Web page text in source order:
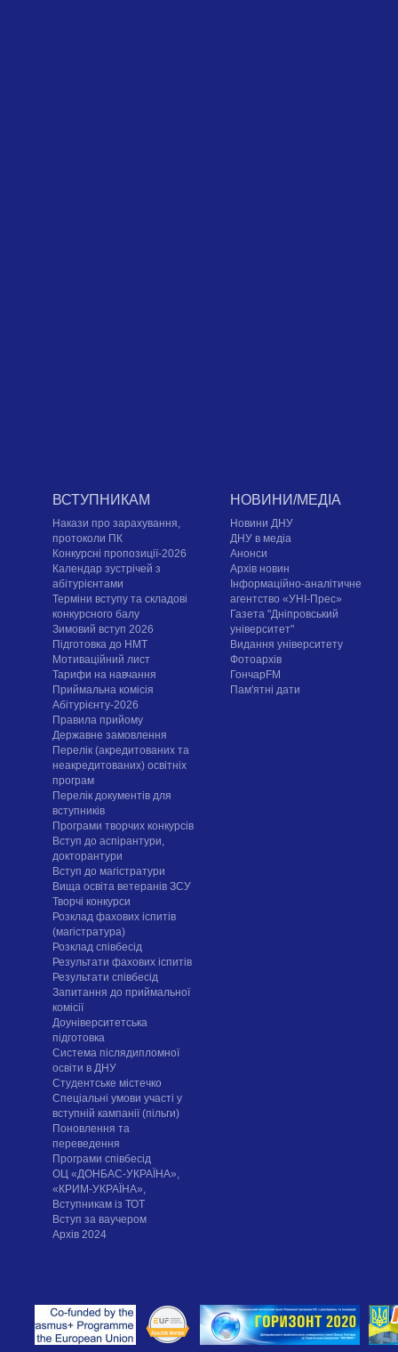
ВСТУПНИКАМ
Накази про зарахування,
протоколи ПК
Конкурсні пропозиції-2026
Календар зустрічей з
абітурієнтами
Терміни вступу та складові
конкурсного балу
Зимовий вступ 2026
Підготовка до НМТ
Мотиваційний лист
Тарифи на навчання
Приймальна комісія
Абітурієнту-2026
Правила прийому
Державне замовлення
Перелік (акредитованих та
неакредитованих) освітніх
програм
Перелік документів для
вступників
Програми творчих конкурсiв
Вступ до аспірантури,
докторантури
Вступ до магістратури
Вища освіта ветеранів ЗСУ
Творчі конкурси
Розклад фахових іспитів
(магістратура)
Розклад співбесід
Результати фахових іспитів
Результати співбесід
Запитання до приймальної
комісії
Доуніверситетська
підготовка
Система післядипломної
освіти в ДНУ
Cтудентське містечко
Спеціальні умови участі у
вступній кампанії (пільги)
Поновлення та
переведення
Програми співбесід
ОЦ «ДОНБАС-УКРАЇНА»,
«КРИМ-УКРАЇНА»,
Вступникам із ТОТ
Вступ за ваучером
Архів 2024
НОВИНИ/МЕДІА
Новини ДНУ
ДНУ в медіа
Анонси
Архів новин
Інформаційно-аналітичне
агентство «УНІ-Прес»
Газета "Дніпровський
університет"
Видання університету
Фотоархів
ГончарFM
Пам'ятні дати